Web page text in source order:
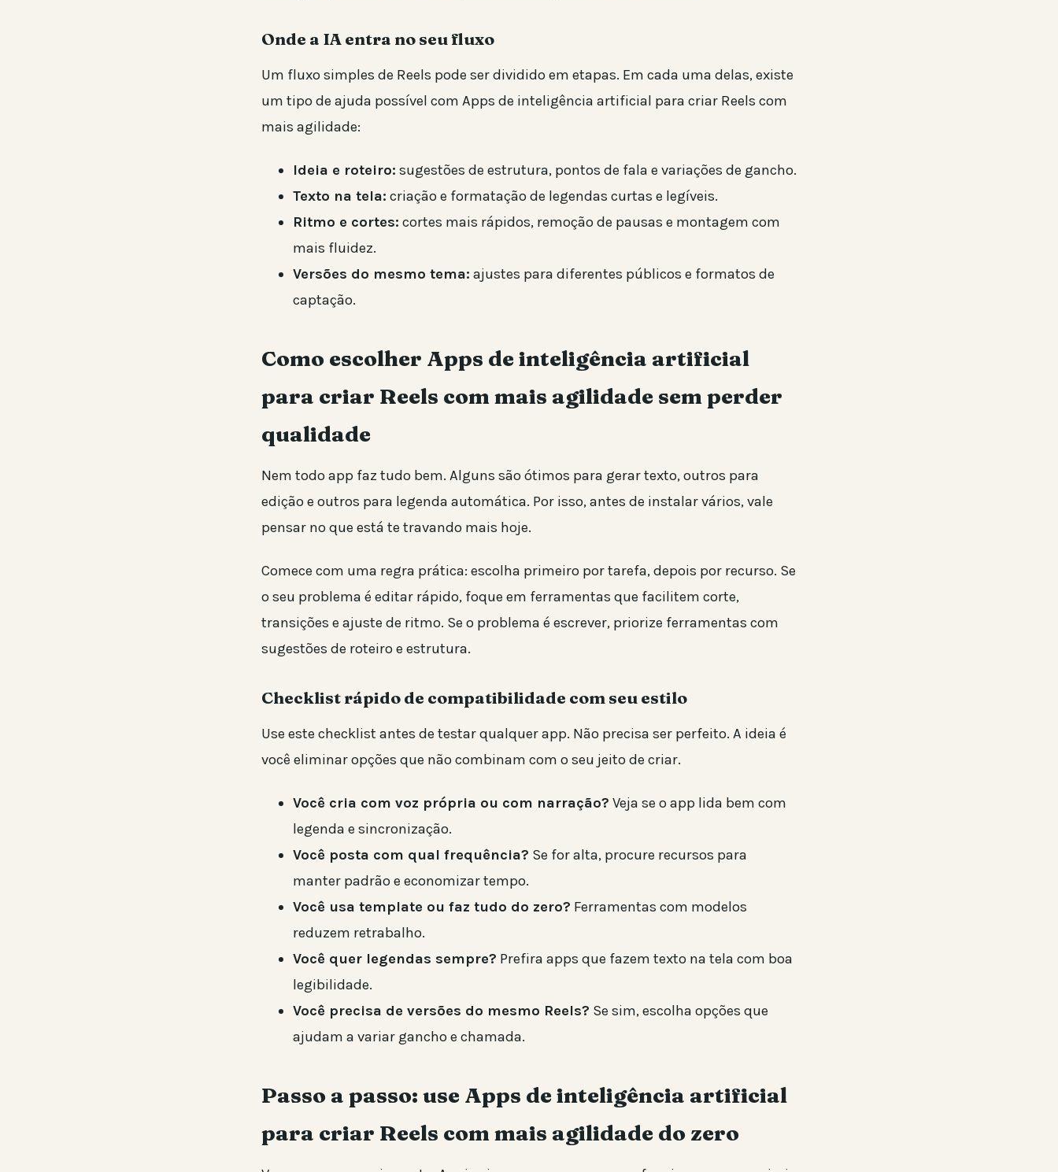
Onde a IA entra no seu fluxo
Um fluxo simples de Reels pode ser dividido em etapas. Em cada uma delas, existe
um tipo de ajuda possível com Apps de inteligência artificial para criar Reels com
mais agilidade:
Ideia e roteiro: sugestões de estrutura, pontos de fala e variações de gancho.
Texto na tela: criação e formatação de legendas curtas e legíveis.
Ritmo e cortes: cortes mais rápidos, remoção de pausas e montagem com
mais fluidez.
Versões do mesmo tema: ajustes para diferentes públicos e formatos de
captação.
Como escolher Apps de inteligência artificial
para criar Reels com mais agilidade sem perder
qualidade
Nem todo app faz tudo bem. Alguns são ótimos para gerar texto, outros para
edição e outros para legenda automática. Por isso, antes de instalar vários, vale
pensar no que está te travando mais hoje.
Comece com uma regra prática: escolha primeiro por tarefa, depois por recurso. Se
o seu problema é editar rápido, foque em ferramentas que facilitem corte,
transições e ajuste de ritmo. Se o problema é escrever, priorize ferramentas com
sugestões de roteiro e estrutura.
Checklist rápido de compatibilidade com seu estilo
Use este checklist antes de testar qualquer app. Não precisa ser perfeito. A ideia é
você eliminar opções que não combinam com o seu jeito de criar.
Você cria com voz própria ou com narração? Veja se o app lida bem com
legenda e sincronização.
Você posta com qual frequência? Se for alta, procure recursos para
manter padrão e economizar tempo.
Você usa template ou faz tudo do zero? Ferramentas com modelos
reduzem retrabalho.
Você quer legendas sempre? Prefira apps que fazem texto na tela com boa
legibilidade.
Você precisa de versões do mesmo Reels? Se sim, escolha opções que
ajudam a variar gancho e chamada.
Passo a passo: use Apps de inteligência artificial
para criar Reels com mais agilidade do zero